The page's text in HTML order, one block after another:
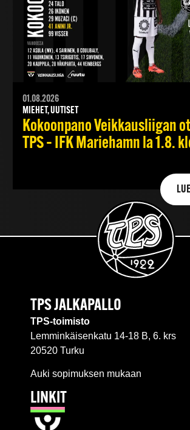
01.08.2026
MIEHET, UUTISET
Kokoonpano Veikkausliigan
TPS – IFK Mariehamn la 1.8.
TPS JALKAPALLO
TPS-toimisto
Lemminkäisenkatu 14-18 B, 6. krs
20520 Turku
Auki sopimuksen mukaan
LINKIT